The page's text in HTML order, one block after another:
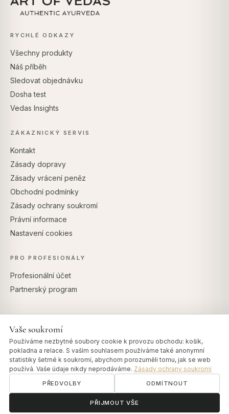
RYCHLÉ ODKAZY
Všechny produkty
Náš příběh
Sledovat objednávku
Dosha test
Vedas Insights
ZÁKAZNICKÝ SERVIS
Kontakt
Zásady dopravy
Zásady vrácení peněz
Obchodní podmínky
Zásady ochrany soukromí
Právní informace
Nastavení cookies
PRO PROFESIONÁLY
Profesionální účet
Partnerský program
ॐ
Vaše soukromí
Používáme nezbytné soubory cookie k provozu obchodu: košík,
pokladna a relace. S vaším souhlasem používáme také anonymní
statistiky šetrné k soukromí, abychom porozuměli tomu, jak se web
používá. Vaše údaje nikdy neprodáváme. Zásady ochrany soukromí
PŘEDVOLBY ODMÍTNOUT
PŘIJMOUT VŠE